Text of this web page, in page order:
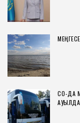
СҚО-ДА